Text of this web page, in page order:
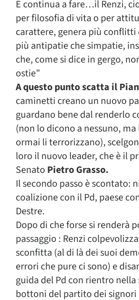
E continua a fare…il Renzi,
per filosofia di vita o per
carattere, genera più conflitti
più antipatie che simpatie,
che, come si dice in gergo,
ostie”
A questo punto scatta il
caminetti creano un nuovo
guardano bene dal renderlo
(non lo dicono a nessuno,
ormai li terrorizzano),
loro il nuovo leader, che è il
Senato Pietro Grasso.
Il secondo passo è scontato:
coalizione con il Pd, paese
Destre.
Dopo di che forse si renderà
passaggio : Renzi
sconfitta (al di là dei suoi
errori che pure ci sono) e
guida del Pd con rientro nella
bottoni del partito dei